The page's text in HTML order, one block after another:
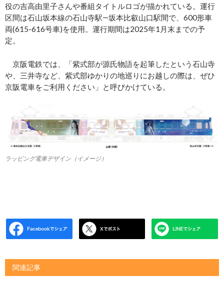
役の吉高由里子さんや番組タイトルロゴが描かれている。運行
区間は石山坂本線の石山寺駅―坂本比叡山口駅間で、600形車
両(615-616号車)を使用。運行期間は2025年1月末までの予
定。
京阪電鉄では、「紫式部が源氏物語を起筆したという石山寺
や、三井寺など、紫式部ゆかりの地巡りにお越しの際は、ぜひ
京阪電車をご利用ください」と呼びかけている。
ラッピング電車デザイン（イメージ）
関連記事